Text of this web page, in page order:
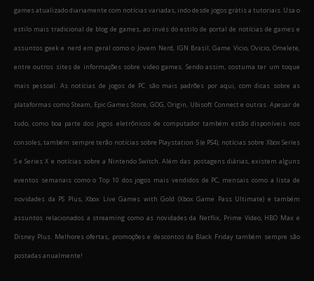
games atualizado diariamente com notícias variadas, indo desde jogos grátis a tutoriais. Usa o
estilo mais tradicional de blog de games, ao invés do estilo de portal de notícias de games e
assuntos geek e nerd em geral como o Jovem Nerd, IGN Brasil, Game Vicio, Ovicio, Omelete,
entre outros sites de informações sobre video games. Sendo assim, costuma ter um toque
mais pessoal. As notícias de jogos de PC são mais padrões por aqui, com dicas sobre as
plataformas como Steam, Epic Games Store, GOG, Origin, Ubisoft Connect e outras. Apesar de
tudo, como boa parte dos jogos eletrônicos de computador também estão disponíveis nos
consoles, também sempre terão notícias sobre Playstation 5 (e PS4), notícias sobre Xbox Series
S e Series X e notícias sobre a Nintendo Switch. Além das postagens diárias, existem alguns
eventos semanais como o Top 10 dos jogos mais vendidos de PC, mensais como a lista de
novidades da PS Plus, Xbox Live Games with Gold (Xbox Game Pass Ultimate) e também
assuntos relacionados a streaming como as novidades da Netflix, Prime Video, HBO Max e
Disney Plus. Melhores ofertas, promoções e descontos da Black Friday também sempre são
postadas anualmente!